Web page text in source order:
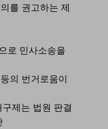
를 권고하는 제
로 민사소송을
의 번거로움이
제는 법원 판결